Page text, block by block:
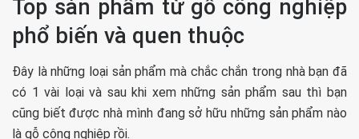
Top sản phẩm từ gỗ công nghiệp
phổ biến và quen thuộc
Đây là những loại sản phẩm mà chắc chắn trong nhà bạn đã
có 1 vài loại và sau khi xem những sản phẩm sau thì bạn
cũng biết được nhà mình đang sở hữu những sản phẩm nào
là gỗ công nghiệp rồi.